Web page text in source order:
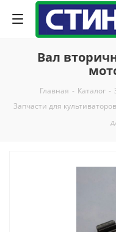
Вал
Главная - Каталог -
Запчасти для